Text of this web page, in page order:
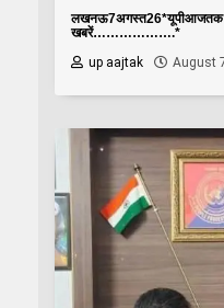
लखनऊ7अगस्त26*यूपीआजतक
खबरें……………….*
up aajtak
August